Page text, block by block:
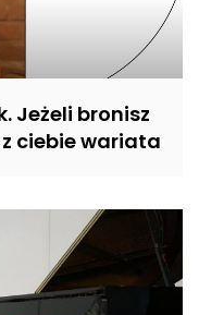
Jeżeli bronisz
ciebie wariata